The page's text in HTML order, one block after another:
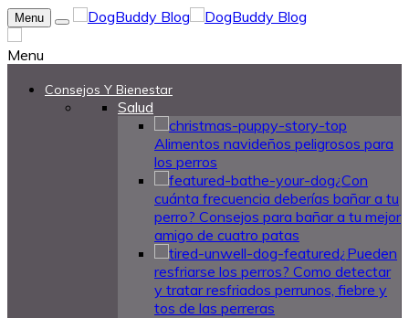
Menu
Menu
Consejos Y Bienestar
Salud
Alimentos navideños peligrosos para
los perros
¿Con
cuánta frecuencia deberías bañar a tu
perro? Consejos para bañar a tu mejor
amigo de cuatro patas
¿Pueden
resfriarse los perros? Como detectar
y tratar resfriados perrunos, fiebre y
tos de las perreras